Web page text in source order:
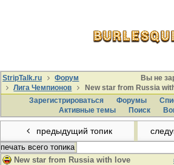
Вы не
StripTalk.ru
Форум
Лига Чемпионов
New star from Russia
Зарегистрироваться
Форумы
Активные темы
Поиcк
предыдущий топик
печать всего топика
New star from Russia with love